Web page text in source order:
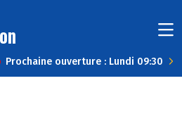
Prochaine ouverture : Lundi 09:30